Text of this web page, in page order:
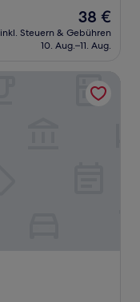
Der
Preis
beträgt
38 €
inkl. Steuern & Gebühren
10. Aug.–11. Aug.